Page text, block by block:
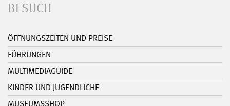
BESUCH
ÖFFNUNGSZEITEN UND PREISE
FÜHRUNGEN
MULTIMEDIAGUIDE
KINDER UND JUGENDLICHE
MUSEUMSSHOP